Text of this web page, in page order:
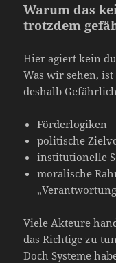
Warum das
trotzdem
Hier agiert kein
Was wir sehen,
deshalb
Förderlogiken
politische
institutionelle
moralische
Viele Akteure
das Richtige zu
Doch Systeme